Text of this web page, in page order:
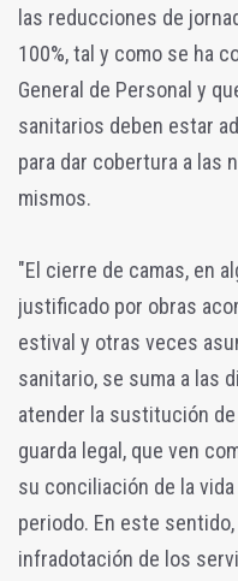
las reducciones de
100%, tal y como se ha
General de Personal y
sanitarios deben estar
para dar cobertura a las
mismos.
"El cierre de camas, en
justificado por obras
estival y otras veces
sanitario, se suma a las
atender la sustitución
guarda legal, que ven
su conciliación de la
periodo. En este
infradotación de los